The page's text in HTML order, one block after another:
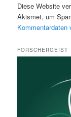
Diese Website
Akismet, um
Kommentardaten
FORSCHERGEIST